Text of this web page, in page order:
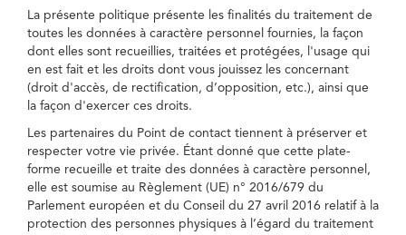
La présente politique présente les finalités du traitement de
toutes les données à caractère personnel fournies, la façon
dont elles sont recueillies, traitées et protégées, l'usage qui
en est fait et les droits dont vous jouissez les concernant
(droit d'accès, de rectification, d’opposition, etc.), ainsi que
la façon d'exercer ces droits.
Les partenaires du Point de contact tiennent à préserver et
respecter votre vie privée. Étant donné que cette plate-
forme recueille et traite des données à caractère personnel,
elle est soumise au Règlement (UE) n° 2016/679 du
Parlement européen et du Conseil du 27 avril 2016 relatif à la
protection des personnes physiques à l’égard du traitement